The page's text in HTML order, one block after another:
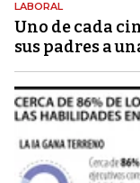
LABORAL
Uno de cada
sus padres a